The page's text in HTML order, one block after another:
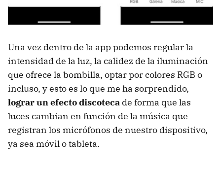
Una vez dentro de la app podemos regular la
intensidad de la luz, la calidez de la iluminación
que ofrece la bombilla, optar por colores RGB o
incluso, y esto es lo que me ha sorprendido,
lograr un efecto discoteca de forma que las
luces cambian en función de la música que
registran los micrófonos de nuestro dispositivo,
ya sea móvil o tableta.